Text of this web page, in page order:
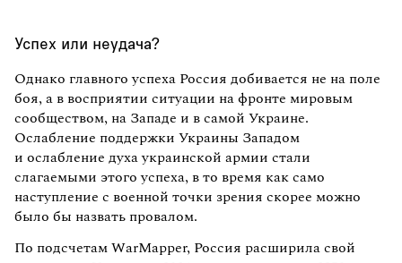
Успех или неудача?
Однако главного успеха Россия добивается не на поле
боя, а в восприятии ситуации на фронте мировым
сообществом, на Западе и в самой Украине.
Ослабление поддержки Украины Западом
и ослабление духа украинской армии стали
слагаемыми этого успеха, в то время как само
наступление с военной точки зрения скорее можно
было бы назвать провалом.
По подсчетам WarMapper, Россия расширила свой